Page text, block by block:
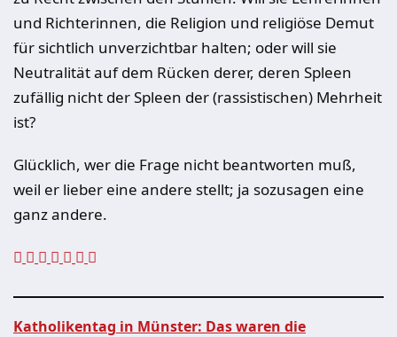
und Richterinnen, die Religion und religiöse Demut
für sichtlich unverzichtbar halten; oder will sie
Neutralität auf dem Rücken derer, deren Spleen
zufällig nicht der Spleen der (rassistischen) Mehrheit
ist?
Glücklich, wer die Frage nicht beantworten muß,
weil er lieber eine andere stellt; ja sozusagen eine
ganz andere.
Katholikentag in Münster: Das waren die